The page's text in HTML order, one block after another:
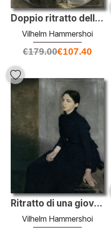
Doppio ritratto dell'artista e di sua moglie visto attraverso un
Vilhelm Hammershoi
€179.00€107.40
Ritratto di una giovane donna. Sorella dell'artista Anna Hammers
Vilhelm Hammershoi